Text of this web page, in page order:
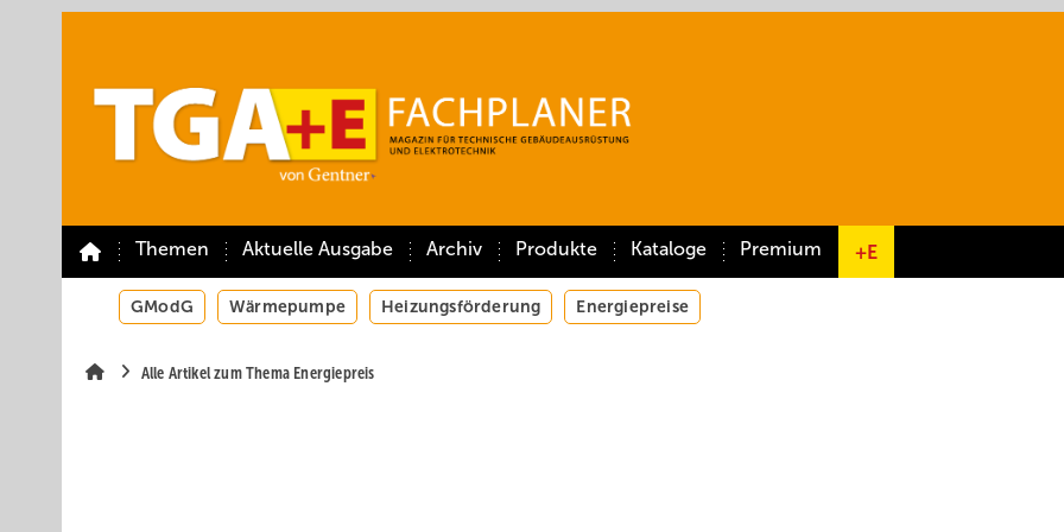
Themen Aktuelle Ausgabe Archiv Produkte Kataloge Premium +E
GModG Wärmepumpe Heizungsförderung Energiepreise
Alle Artikel zum Thema Energiepreis